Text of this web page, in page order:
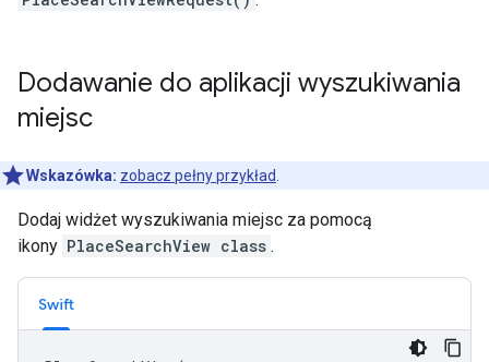
Dodawanie do aplikacji wyszukiwania
miejsc
Wskazówka: zobacz pełny przykład.
Dodaj widżet wyszukiwania miejsc za pomocą
ikony PlaceSearchView class .
Swift